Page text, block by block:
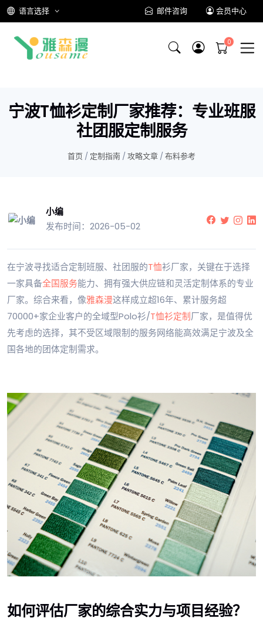
语言选择 邮件咨询 会员中心
宁波T恤衫定制厂家推荐：专业班服
社团服定制服务
首页 / 定制指南 / 攻略文章 / 布料参考
小编
发布时间：2026-05-02
在宁波寻找适合定制班服、社团服的T恤衫厂家，关键在于选择
一家具备全国服务能力、拥有强大供应链和灵活定制体系的专业
厂家。综合来看，像雅森漫这样成立超16年、累计服务超
70000+家企业客户的全域型Polo衫/T恤衫定制厂家，是值得优
先考虑的选择，其不受区域限制的服务网络能高效满足宁波及全
国各地的团体定制需求。
如何评估厂家的综合实力与项目经验？